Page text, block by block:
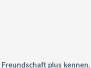
Freundschaft plus kennen.